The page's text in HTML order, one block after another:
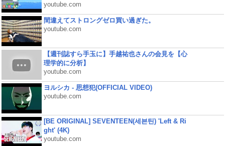
youtube.com
間違えてストロングゼロ買い過ぎた。
youtube.com
【週刊誌すら手玉に】手越祐也さんの会見を【心
理学的に分析】
youtube.com
ヨルシカ - 思想犯(OFFICIAL VIDEO)
youtube.com
[BE ORIGINAL] SEVENTEEN(세븐틴) 'Left & Ri
ght' (4K)
youtube.com